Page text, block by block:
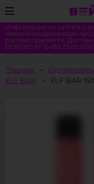
Информация на сайте в
Никотиносодержащая
распространяется.
ООО (ФЗ № 15-ФЗ 23.02.2013)
Главная
ELF BAR
ELF BAR